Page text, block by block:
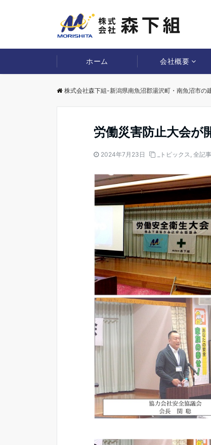
ホーム 会社概要
株式会社森下組-新潟県南魚沼郡湯沢町・南魚沼市の
労働災害防止大会が
2024年7月23日 _トピックス, 全記事